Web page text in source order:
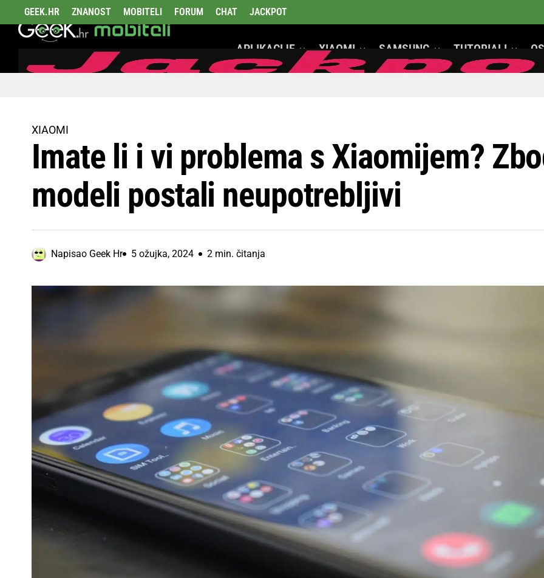
GEEK.HR ZNANOST MOBITELI FORUM CHAT JACKPOT
GeeK Mobiteli
APLIKACIJE XIAOMI SAMSUNG TUTORIALI
XIAOMI
Imate li i vi problema s Xiaomijem?
modeli postali neupotrebljivi
Napisao Geek Hr 5 ožujka, 2024 2 min. čitanja